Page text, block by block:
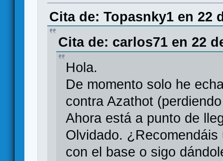
Cita de: Topasnky1 en 22
Cita de: carlos71 en 22
Hola.
De momento solo he
contra Azathot
Ahora está a punto de
Olvidado.
con el base o sigo